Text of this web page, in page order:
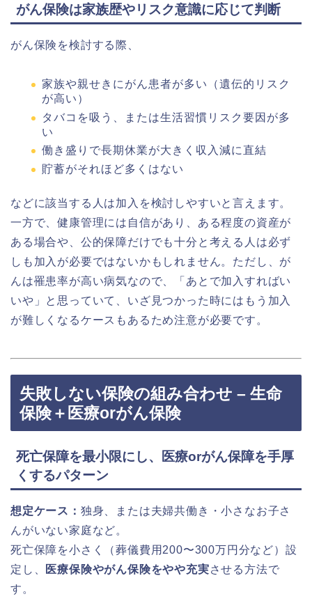
がん保険は家族歴やリスク意識に応じて判断
がん保険を検討する際、
家族や親せきにがん患者が多い（遺伝的リスク
が高い）
タバコを吸う、または生活習慣リスク要因が多
い
働き盛りで長期休業が大きく収入減に直結
貯蓄がそれほど多くはない
などに該当する人は加入を検討しやすいと言えます。
一方で、健康管理には自信があり、ある程度の資産が
ある場合や、公的保障だけでも十分と考える人は必ず
しも加入が必要ではないかもしれません。ただし、が
んは罹患率が高い病気なので、「あとで加入すればい
いや」と思っていて、いざ見つかった時にはもう加入
が難しくなるケースもあるため注意が必要です。
失敗しない保険の組み合わせ – 生命
保険＋医療orがん保険
死亡保障を最小限にし、医療orがん保障を手厚
くするパターン
想定ケース： 独身、または夫婦共働き・小さなお子さ
んがいない家庭など。
死亡保障を小さく（葬儀費用200〜300万円分など）設
定し、
医療保険やがん保険をやや充実させる方法で
す。